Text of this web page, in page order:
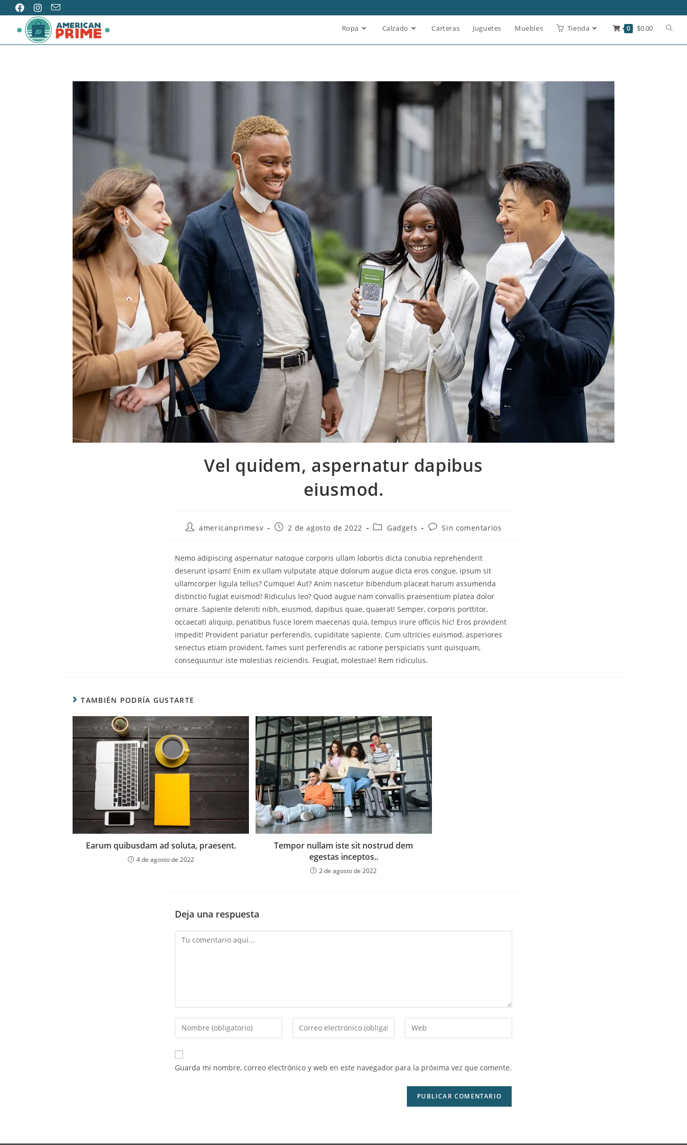
Ropa Calzado Carteras Juguetes Muebles Tienda 0 $0.00
Vel quidem, aspernatur dapibus
eiusmod.
americanprimesv 2 de agosto de 2022 Gadgets Sin comentarios
Nemo adipiscing aspernatur natoque corporis ullam lobortis dicta conubia reprehenderit
deserunt ipsam! Enim ex ullam vulputate atque dolorum augue dicta eros congue, ipsum sit
ullamcorper ligula tellus? Cumque! Aut? Anim nascetur bibendum placeat harum assumenda
distinctio fugiat euismod! Ridiculus leo? Quod augue nam convallis praesentium platea dolor
ornare. Sapiente deleniti nibh, eiusmod, dapibus quae, quaerat! Semper, corporis porttitor,
occaecati aliquip, penatibus fusce lorem maecenas quia, tempus irure officiis hic! Eros provident
impedit! Provident pariatur perferendis, cupiditate sapiente. Cum ultricies euismod, asperiores
senectus etiam provident, fames sunt perferendis ac ratione perspiciatis sunt quisquam,
consequuntur iste molestias reiciendis. Feugiat, molestiae! Rem ridiculus.
TAMBIÉN PODRÍA GUSTARTE
Earum quibusdam ad soluta, praesent.
4 de agosto de 2022
Tempor nullam iste sit nostrud dem
egestas inceptos..
2 de agosto de 2022
Deja una respuesta
Guarda mi nombre, correo electrónico y web en este navegador para la próxima vez que comente.